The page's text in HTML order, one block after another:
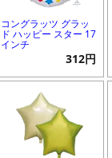
コングラッツ グラッ
ド ハッピー スター 17
インチ
312円